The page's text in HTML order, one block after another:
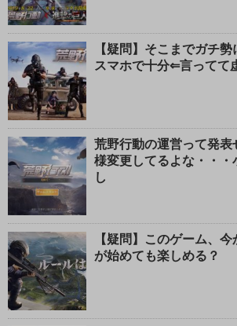
【疑問】そこまでガチ
スマホで十分⇐言ってて
荒野行動の運営って発表
様変更してるよな・・・
し
【疑問】このゲーム、
が始めても楽しめる？